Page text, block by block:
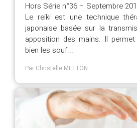
Hors Série n°36 – Septembre
Le reiki est une technique
japonaise basée sur la
apposition des mains. Il
bien les souf...
Par Christelle METTON